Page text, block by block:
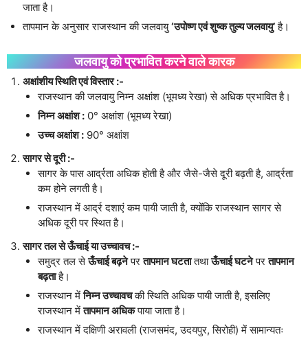
जाता है।
तापमान के अनुसार राजस्थान की जलवायु‘उपोष्ण एवं शुष्क तुल्य जलवायु’है।
जलवायु को प्रभावित करने वाले कारक
अक्षांशीय स्थिति एवं विस्तार :-
राजस्थान की जलवायु निम्न अक्षांश (भूमध्य रेखा) से अधिक प्रभावित है।
निम्न अक्षांश : 0° अक्षांश (भूमध्य रेखा)
उच्च अक्षांश : 90° अक्षांश
सागर से दूरी :-
सागर के पास आर्द्रता अधिक होती है और जैसे-जैसे दूरी बढ़ती है, आर्द्रता
कम होने लगती है।
राजस्थान में आर्द्र दशाएं कम पायी जाती है, क्योंकि राजस्थान सागर से
अधिक दूरी पर स्थित है।
सागर तल से ऊँचाई या उच्चावच :-
समुद्र तल सेऊँचाई बढ़नेपरतापमान घटतातथाऊँचाई घटनेपरतापमान
बढ़ताहै।
राजस्थान मेंनिम्न उच्चावचकी स्थिति अधिक पायी जाती है, इसलिए
राजस्थान मेंतापमान अधिकपाया जाता है।
राजस्थान में दक्षिणी अरावली (राजसमंद, उदयपुर, सिरोही) में सामान्यतः